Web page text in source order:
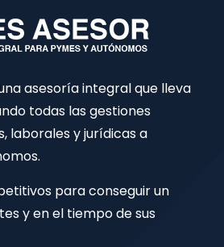
asesoría integral que lleva
todas las gestiones
laborales y jurídicas a
para conseguir un
y en el tiempo de sus